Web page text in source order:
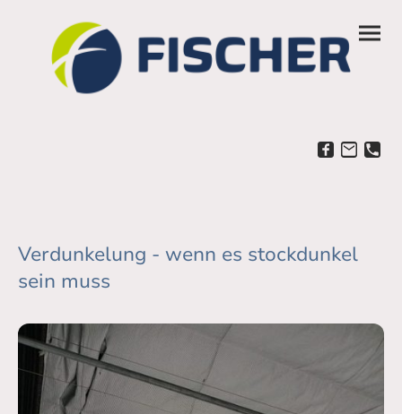
Verdunkelung - wenn es stockdunkel
sein muss